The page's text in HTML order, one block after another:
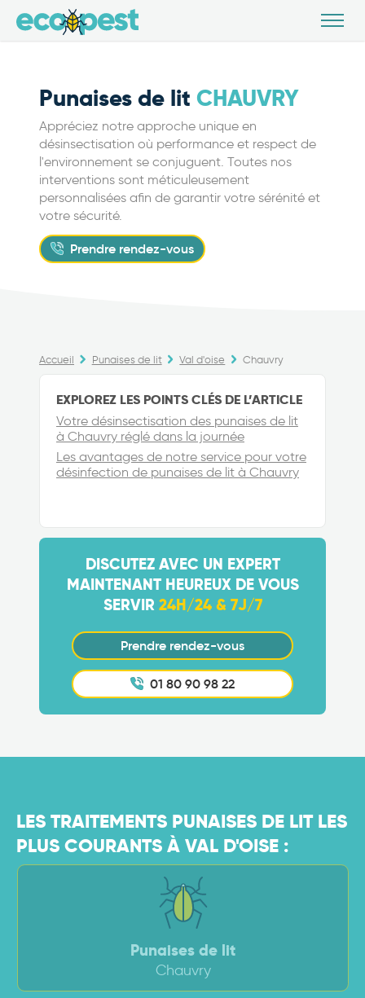
Punaises de lit CHAUVRY
Appréciez notre approche unique en
désinsectisation où performance et respect de
l'environnement se conjuguent. Toutes nos
interventions sont méticuleusement
personnalisées afin de garantir votre sérénité et
votre sécurité.
Prendre rendez-vous
Accueil Punaises de lit Val d'oise Chauvry
EXPLOREZ LES POINTS CLÉS DE L’ARTICLE
Votre désinsectisation des punaises de lit
à Chauvry réglé dans la journée
Les avantages de notre service pour votre
désinfection de punaises de lit à Chauvry
DISCUTEZ AVEC UN EXPERT
MAINTENANT HEUREUX DE VOUS
SERVIR 24H/24 & 7J/7
Prendre rendez-vous
01 80 90 98 22
LES TRAITEMENTS PUNAISES DE LIT LES
PLUS COURANTS À VAL D'OISE :
Punaises de lit
Chauvry